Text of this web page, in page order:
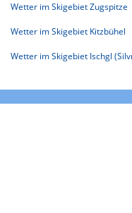
Wetter im Skigebiet Zugspitze
Wetter im Skigebiet Kitzbühel
Wetter im Skigebiet Ischgl